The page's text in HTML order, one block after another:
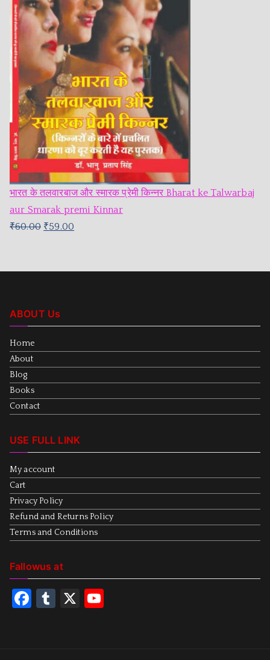
भारत के तलवारबाज और स्मारक प्रेमी किन्नर Bharat ke Talwarbaj
aur Smarak premi Kinnar
₹60.00 ₹59.00
ABOUT Us
Home
About
Blog
Books
Contact
USE FULL LINK
My account
Cart
Privacy Policy
Refund and Returns Policy
Terms and Conditions
Fallowus at
F
T
X